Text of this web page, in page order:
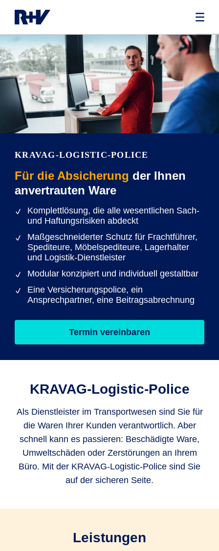
KRAVAG-LOGISTIC-POLICE
Für die Absicherung der Ihnen
anvertrauten Ware
Komplettlösung, die alle wesentlichen Sach-
und Haftungsrisiken abdeckt
Maßgeschneiderter Schutz für Frachtführer,
Spediteure, Möbelspediteure, Lagerhalter
und Logistik-Dienstleister
Modular konzipiert und individuell gestaltbar
Eine Versicherungspolice, ein
Ansprechpartner, eine Beitragsabrechnung
Termin vereinbaren
KRAVAG-Logistic-Police
Als Dienstleister im Transportwesen sind Sie für
die Waren Ihrer Kunden verantwortlich. Aber
schnell kann es passieren: Beschädigte Ware,
Umweltschäden oder Zerstörungen an Ihrem
Büro. Mit der KRAVAG-Logistic-Police sind Sie
auf der sicheren Seite.
Leistungen